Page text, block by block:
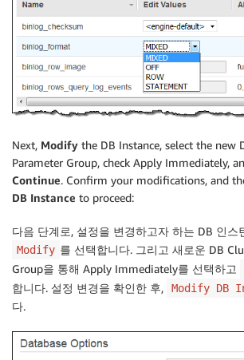
Next, Modify the DB Instance, select the new
Parameter Group, check Apply Immediately,
Continue. Confirm your modifications, and
DB Instance to proceed:
다음 단계로, 설정을 변경하고자 하는 DB 인스
Modify 를 선택합니다. 그리고 새로운 DB
Group을 통해 Apply Immediately를 선택하고
합니다. 설정 변경을 확인한 후,
Modify DB
다.